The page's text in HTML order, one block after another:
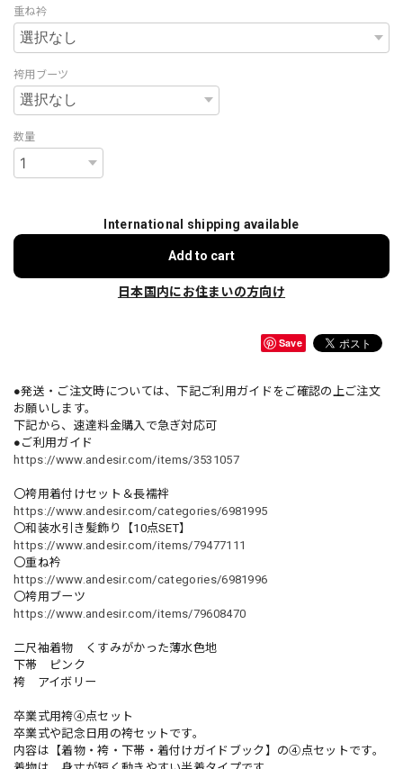
重ね衿
袴用ブーツ
数量
International shipping available
Add to cart
日本国内にお住まいの方向け
Save
●発送・ご注文時については、下記ご利用ガイドをご確認の上ご注文
お願いします。
下記から、速達料金購入で急ぎ対応可
●ご利用ガイド
https://www.andesir.com/items/3531057
〇袴用着付けセット＆長襦袢
https://www.andesir.com/categories/6981995
〇和装水引き髪飾り【10点SET】
https://www.andesir.com/items/79477111
〇重ね衿
https://www.andesir.com/categories/6981996
〇袴用ブーツ
https://www.andesir.com/items/79608470
二尺袖着物 くすみがかった薄水色地
下帯 ピンク
袴 アイボリー
卒業式用袴④点セット
卒業式や記念日用の袴セットです。
内容は【着物・袴・下帯・着付けガイドブック】の④点セットです。